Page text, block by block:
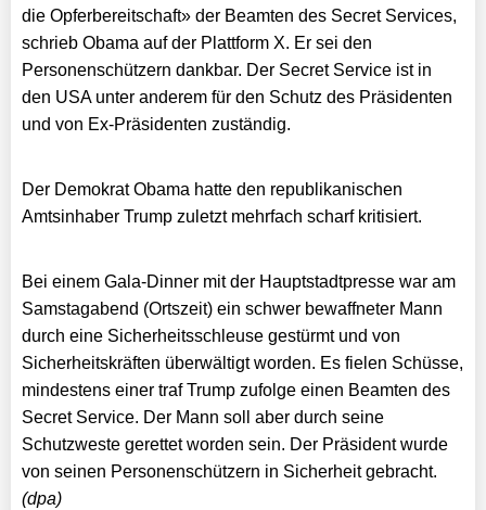
die Opferbereitschaft» der Beamten des Secret Services,
schrieb Obama auf der Plattform X. Er sei den
Personenschützern dankbar. Der Secret Service ist in
den USA unter anderem für den Schutz des Präsidenten
und von Ex-Präsidenten zuständig.
Der Demokrat Obama hatte den republikanischen
Amtsinhaber Trump zuletzt mehrfach scharf kritisiert.
Bei einem Gala-Dinner mit der Hauptstadtpresse war am
Samstagabend (Ortszeit) ein schwer bewaffneter Mann
durch eine Sicherheitsschleuse gestürmt und von
Sicherheitskräften überwältigt worden. Es fielen Schüsse,
mindestens einer traf Trump zufolge einen Beamten des
Secret Service. Der Mann soll aber durch seine
Schutzweste gerettet worden sein. Der Präsident wurde
von seinen Personenschützern in Sicherheit gebracht.
(dpa)